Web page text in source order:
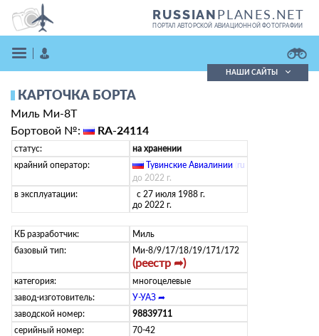
RUSSIANPLANES.NET
ПОРТАЛ АВТОРСКОЙ АВИАЦИОННОЙ ФОТОГРАФИИ
ВОЙТИ
ЗАРЕГИСТРИРОВАТЬСЯ
Поиск фотографий
Кратко
НАШИ САЙТЫ
КАРТОЧКА БОРТА
Миль Ми-8Т
Бортовой №:
RA-24114
статус:
на хранении
крайний оператор:
Тувинские Авиалинии ru
до 2022 г.
в эксплуатации:
с 27 июля 1988 г.
до 2022 г.
КБ разработчик:
Миль
базовый тип:
Ми-8/9/17/18/19/171/172
(реестр ➦)
категория:
многоцелевые
завод-изготовитель:
У-УАЗ ➦
заводской номер:
98839711
серийный номер:
70-42